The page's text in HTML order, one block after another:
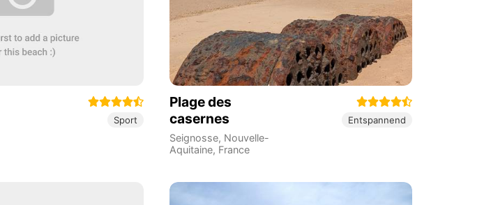
Sport
Plage des
casernes
Seignosse, Nouvelle-
Aquitaine, France
Entspannend